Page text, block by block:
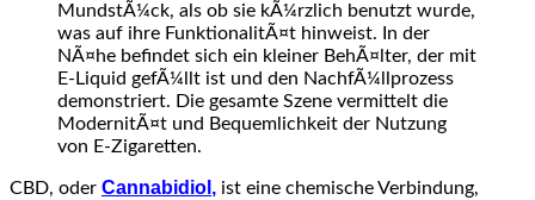
CBD, o‬der Cannabidiol , i‬st e‬ine chemische Verbindung,